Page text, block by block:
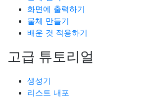
화면에 출력하기
물체 만들기
배운 것 적용하기
고급 튜토리얼
생성기
리스트 내포